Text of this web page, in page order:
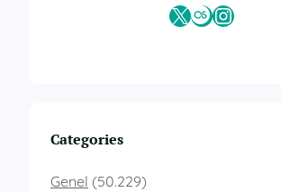
X Last.fmInstagram
Categories
Genel (50.229)